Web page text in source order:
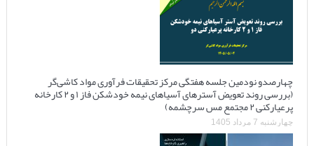
چهارصدو نودمین جلسه هفتگی مرکز تحقیقات فرآوری مواد کاشی‌گر
(بررسی روند تعویض آسترهای آسیاهای نیمه خودشکن فاز ۱ و ۲ کارخانه
پرعیارکنی ۲ مجتمع مس سرچشمه)
چهارشنبه 7 مرداد 1405